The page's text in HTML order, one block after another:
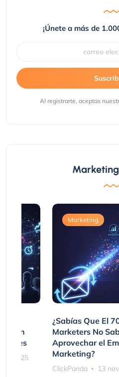
¡Únete a más de
Al registrarte, aceptas
2025
Marketing
¿Sabías Que El
Marketers No
Aprovechar el
Marketing?
ClickPanda 13